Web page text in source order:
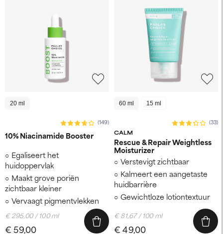
20 ml
(149)
10% Niacinamide Booster
Egaliseert het
huidoppervlak
Maakt grove poriën
zichtbaar kleiner
Vervaagt pigmentvlekken
€ 59,00
€ 295,00 / 100 ml
60 ml 15 ml
CALM
(33)
Rescue & Repair Weightless
Moisturizer
Verstevigt zichtbaar
Kalmeert een aangetaste
huidbarrière
Gewichtloze lotiontextuur
€ 49,00
€ 81,67 / 100 ml